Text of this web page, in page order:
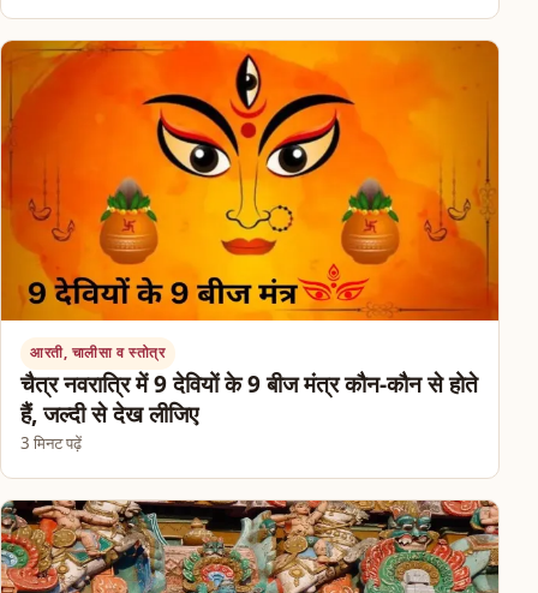
आरती, चालीसा व स्तोत्र
चैत्र नवरात्रि में 9 देवियों के 9 बीज मंत्र कौन-कौन से होते
हैं, जल्दी से देख लीजिए
3 मिनट पढ़ें